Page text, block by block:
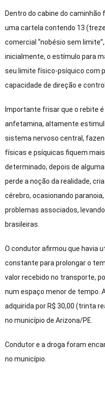
Dentro do cabine do caminhão
uma cartela contendo 13
comercial “nobésio sem
inicialmente, o estímulo para
seu limite físico-psíquico com
capacidade de direção e
Importante frisar que o rebite
anfetamina, altamente
sistema nervoso central,
físicas e psíquicas fiquem
determinado, depois de
perde a noção da realidade,
cérebro, ocasionando
problemas associados,
brasileiras.
O condutor afirmou que havia
constante para prolongar o
valor recebido no transporte,
num espaço menor de tempo.
adquirida por R$ 30,00 (trinta
no município de Arizona/PE.
Condutor e a droga foram
no município.